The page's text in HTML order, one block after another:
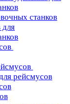
станков
для
рейсмусов